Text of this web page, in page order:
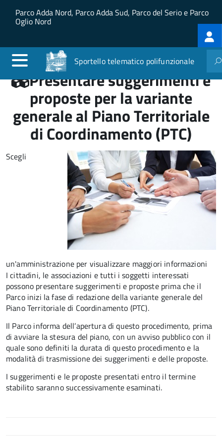
Salta al contenuto principale
Skip to site navigation
Parco Adda Nord, Parco Adda Sud, Parco del Serio e Parco
Oglio Nord
Sportello telematico polifunzionale
Presentare suggerimenti e
proposte per la variante
generale al Piano Territoriale
di Coordinamento (PTC)
Scegli
un'amministrazione per visualizzare maggiori informazioni
I cittadini, le associazioni e tutti i soggetti interessati
possono presentare suggerimenti e proposte prima che il
Parco inizi la fase di redazione della variante generale del
Piano Territoriale di Coordinamento (PTC).
Il Parco informa dell’apertura di questo procedimento, prima
di avviare la stesura del piano, con un avviso pubblico con il
quale sono definiti la durata di questo procedimento e la
modalità di trasmissione dei suggerimenti e delle proposte.
I suggerimenti e le proposte presentati entro il termine
stabilito saranno successivamente esaminati.